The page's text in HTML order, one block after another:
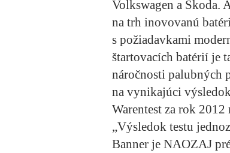
Volkswagen a Škoda.
na trh inovovanú
s požiadavkami
štartovacích batérií je
náročnosti palubných
na vynikajúci
Warentest za rok
„Výsledok testu
Banner je NAOZAJ